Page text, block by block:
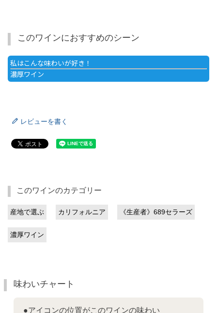
このワインにおすすめのシーン
私はこんな味わいが好き！
濃厚ワイン
レビューを書く
このワインのカテゴリー
産地で選ぶ カリフォルニア 《生産者》689セラーズ
濃厚ワイン
味わいチャート
●アイコンの位置がこのワインの味わい